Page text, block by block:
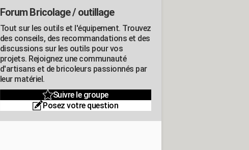
Forum Bricolage / outillage
Tout sur les outils et l'équipement. Trouvez
des conseils, des recommandations et des
discussions sur les outils pour vos
projets. Rejoignez une communauté
d'artisans et de bricoleurs passionnés par
leur matériel.
Suivre le groupe
Posez votre question